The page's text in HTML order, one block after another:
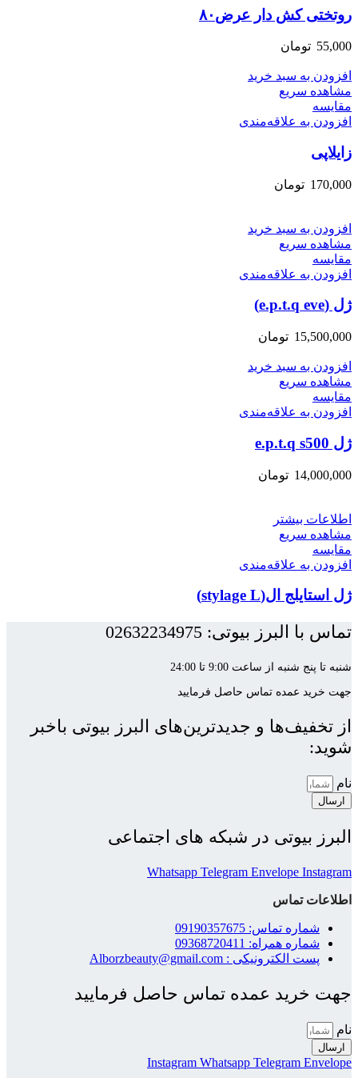
روتختی کش دار عرض۸۰
55,000 تومان
افزودن به سبد خرید
مشاهده سریع
مقایسه
افزودن به علاقه‌مندی
زایلاپی
170,000 تومان
افزودن به سبد خرید
مشاهده سریع
مقایسه
افزودن به علاقه‌مندی
ژل (e.p.t.q eve)
15,500,000 تومان
افزودن به سبد خرید
مشاهده سریع
مقایسه
افزودن به علاقه‌مندی
ژل e.p.t.q s500
14,000,000 تومان
اطلاعات بیشتر
مشاهده سریع
مقایسه
افزودن به علاقه‌مندی
ژل استایلج ال(stylage L)
تماس با البرز بیوتی: 02632234975
شنبه تا پنج شنبه از ساعت 9:00 تا 24:00
جهت خرید عمده تماس حاصل فرمایید
از تخفیف‌ها و جدیدترین‌های البرز بیوتی باخبر
شوید:
نام
ارسال
البرز بیوتی در شبکه های اجتماعی
Whatsapp Telegram Envelope Instagram
اطلاعات تماس
شماره تماس: 09190357675
شماره همراه: 09368720411
پست الکترونیکی : Alborzbeauty@gmail.com
جهت خرید عمده تماس حاصل فرمایید
نام
ارسال
Instagram Whatsapp Telegram Envelope